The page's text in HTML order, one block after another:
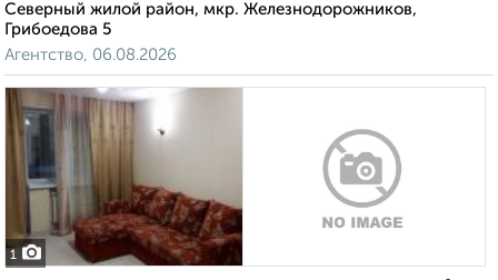
Северный жилой район, мкр. Железнодорожников,
Грибоедова 5
Агентство, 06.08.2026
1